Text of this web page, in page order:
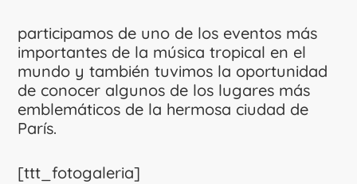
participamos de uno de los eventos más
importantes de la música tropical en el
mundo y también tuvimos la oportunidad
de conocer algunos de los lugares más
emblemáticos de la hermosa ciudad de
París.
[ttt_fotogaleria]